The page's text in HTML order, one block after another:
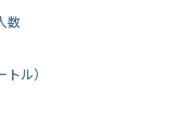
数
ル）